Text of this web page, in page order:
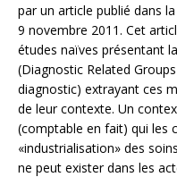
par un article publié dans la
9 novembre 2011. Cet
études naïves présentant
(Diagnostic Related
diagnostic) extrayant ces
de leur contexte. Un
(comptable en fait) qui les
«industrialisation» des
ne peut exister dans les